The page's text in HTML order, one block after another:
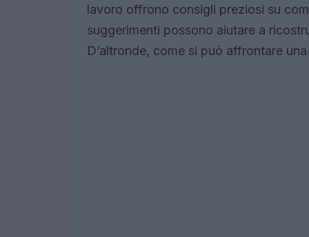
lavoro offrono consigli preziosi su
suggerimenti possono aiutare a
D’altronde, come si può affrontare